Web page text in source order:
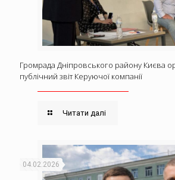
Громрада Дніпровського району Києва
публічний звіт Керуючої компанії
Читати далі
04.02.2026